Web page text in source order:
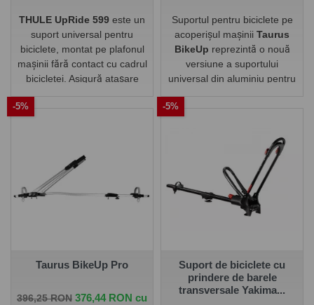
THULE UpRide 599 este un
suport universal pentru
biciclete, montat pe plafonul
mașinii fără contact cu cadrul
bicicletei. Asigură atașare
Suportul pentru biciclete pe
acoperișul mașinii Taurus
BikeUp reprezintă o nouă
versiune a suportului
universal din aluminiu pentru
utilizarea sunt fiabile, sigure
BikeUp combină confortul
ridicat, calitatea și prețul
accesibil.
-5%
Taurus BikeUp Pro
Pret de baza
396,25 RON Pret
376,44 RON cu
-5%
Suport de biciclete cu
prindere de barele
transversale Yakima...